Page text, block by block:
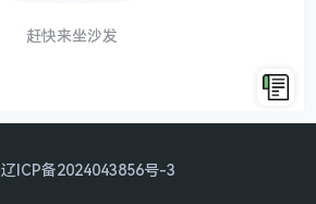
赶快来坐沙发
辽ICP备2024043856号-3